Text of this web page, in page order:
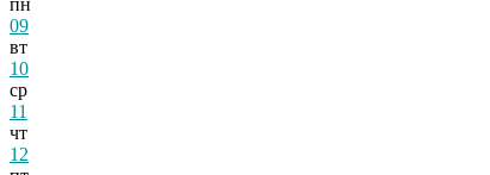
пн
09
вт
10
ср
11
чт
12